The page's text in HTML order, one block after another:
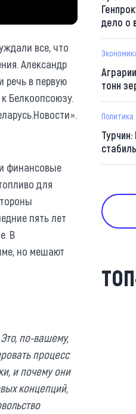
все, что
Александр
речь в первую
Белкоопсоюзу.
финансовые
для
пять лет
В
но мешают
по-вашему,
процесс
и почему они
концепций,
дело о
тонн
Политика